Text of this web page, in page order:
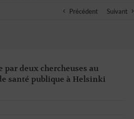
Précédent
Suivant
par deux chercheuses au
santé publique à Helsinki